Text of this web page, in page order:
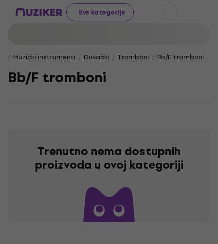
Sve kategorije
Muzički instrumenti Duvački Tromboni Bb/F tromboni
Bb/F tromboni
Trenutno nema dostupnih
proizvoda u ovoj kategoriji